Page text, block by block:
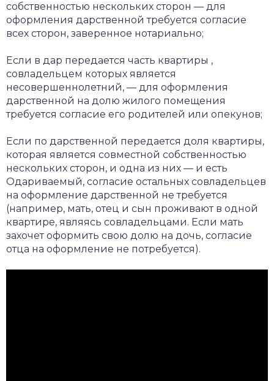
собственностью нескольких сторон — для
оформления дарственной требуется согласие
всех сторон, заверенное нотариально;
Если в дар передается часть квартиры ,
совладельцем которых является
несовершеннолетний, — для оформления
дарственной на долю жилого помещения
требуется согласие его родителей или опекунов;
Если по дарственной передается доля квартиры,
которая является совместной собственностью
нескольких сторон, и одна из них — и есть
Одариваемый, согласие остальных совладельцев
на оформление дарственной не требуется
(например, мать, отец и сын проживают в одной
квартире, являясь совладельцами. Если мать
захочет оформить свою долю на дочь, согласие
отца на оформление не потребуется).